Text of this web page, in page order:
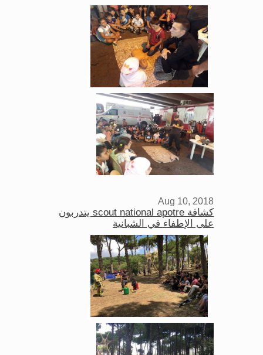
Aug 10, 2018
كشافة scout national apotre يتدربون
على الإطفاء في الشبانية